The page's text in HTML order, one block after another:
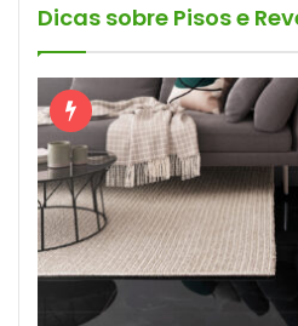
Dicas sobre Pisos e